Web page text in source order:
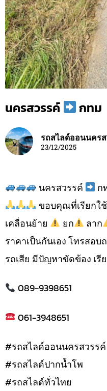
นครสวรรค์ กทม
รถสไลด์ออนนคร
23/12/2025
นครสวรรค์
ก
ขอบคุณที่เรียกใ
เคลื่อนย้าย
ยก ลาก
ราคาเป็นกันเอง โทรสอบ
รถเสีย มีปัญหาขัดข้อง เรี
089-9398651
061-3948651
#รถสไลด์ออนนครสวรร
#รถสไลด์ปากน้ำโพ
#รถสไลด์ทั่วไทย